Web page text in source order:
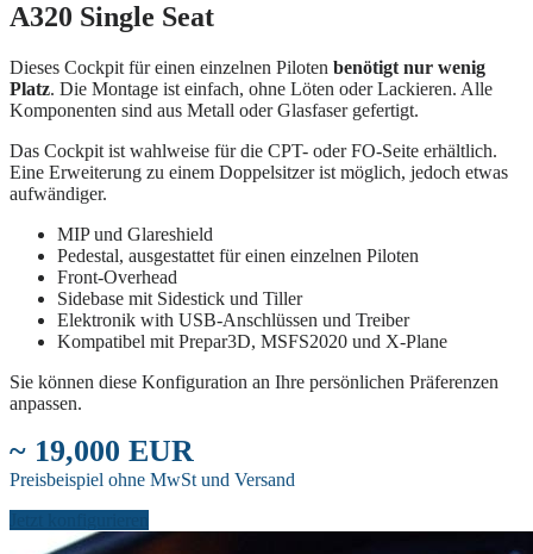
A320 Single Seat
Dieses Cockpit für einen einzelnen Piloten benötigt nur wenig
Platz. Die Montage ist einfach, ohne Löten oder Lackieren. Alle
Komponenten sind aus Metall oder Glasfaser gefertigt.
Das Cockpit ist wahlweise für die CPT- oder FO-Seite erhältlich.
Eine Erweiterung zu einem Doppelsitzer ist möglich, jedoch etwas
aufwändiger.
MIP und Glareshield
Pedestal, ausgestattet für einen einzelnen Piloten
Front-Overhead
Sidebase mit Sidestick und Tiller
Elektronik with USB-Anschlüssen und Treiber
Kompatibel mit Prepar3D, MSFS2020 und X-Plane
Sie können diese Konfiguration an Ihre persönlichen Präferenzen
anpassen.
~ 19,000 EUR
Preisbeispiel ohne MwSt und Versand